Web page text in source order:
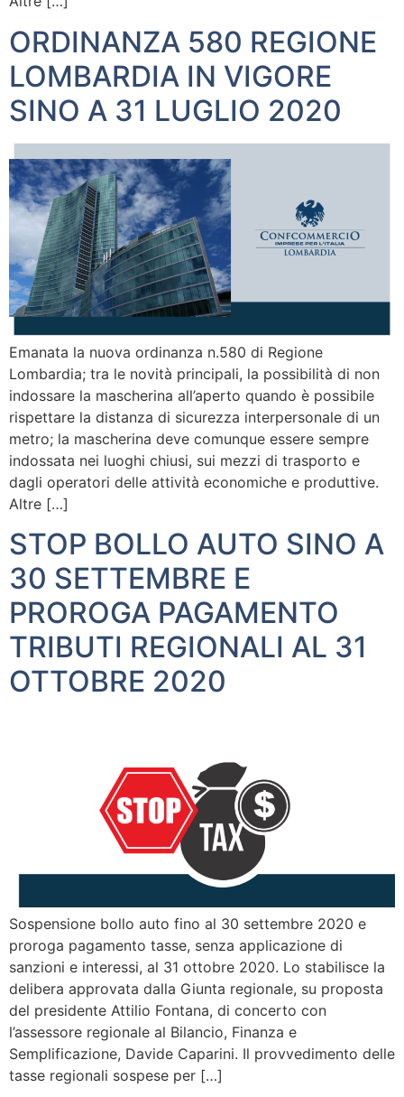
ORDINANZA 580 REGIONE
LOMBARDIA IN VIGORE
SINO A 31 LUGLIO 2020
Emanata la nuova ordinanza n.580 di Regione
Lombardia; tra le novità principali, la possibilità di non
indossare la mascherina all’aperto quando è possibile
rispettare la distanza di sicurezza interpersonale di un
metro; la mascherina deve comunque essere sempre
indossata nei luoghi chiusi, sui mezzi di trasporto e
dagli operatori delle attività economiche e produttive.
Altre […]
STOP BOLLO AUTO SINO A
30 SETTEMBRE E
PROROGA PAGAMENTO
TRIBUTI REGIONALI AL 31
OTTOBRE 2020
Sospensione bollo auto fino al 30 settembre 2020 e
proroga pagamento tasse, senza applicazione di
sanzioni e interessi, al 31 ottobre 2020. Lo stabilisce la
delibera approvata dalla Giunta regionale, su proposta
del presidente Attilio Fontana, di concerto con
l’assessore regionale al Bilancio, Finanza e
Semplificazione, Davide Caparini. Il provvedimento delle
tasse regionali sospese per […]